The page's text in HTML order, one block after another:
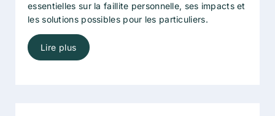
essentielles sur la faillite personnelle, ses impacts et
les solutions possibles pour les particuliers.
Lire plus